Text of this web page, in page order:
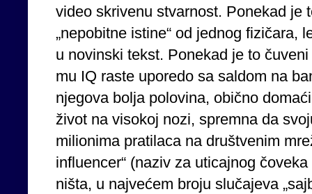
video skrivenu stvarnost. Ponekad je
„nepobitne istine“ od jednog fizičara,
u novinski tekst. Ponekad je to
mu IQ raste uporedo sa saldom na
njegova bolja polovina, obično
život na visokoj nozi, spremna da
milionima pratilaca na društvenim
influencer“ (naziv za uticajnog
ništa, u najvećem broju slučajeva